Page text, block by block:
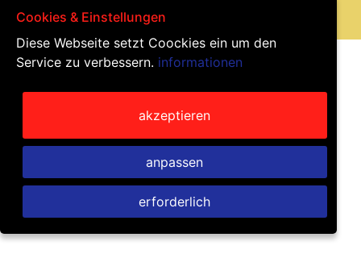
Cookies & Einstellungen
Diese Webseite setzt Coockies ein um den
Service zu verbessern. informationen
akzeptieren
anpassen
erforderlich